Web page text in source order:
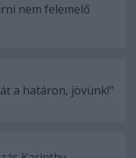
nem felemelő
a határon, jövünk!"